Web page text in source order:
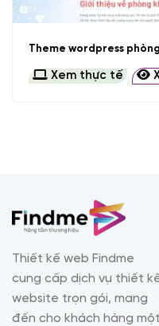
Theme wordpress
Xem thực tế
Thiết kế web Findme
cung cấp dịch vụ thiết
website trọn gói, mang
đến cho khách hàng một